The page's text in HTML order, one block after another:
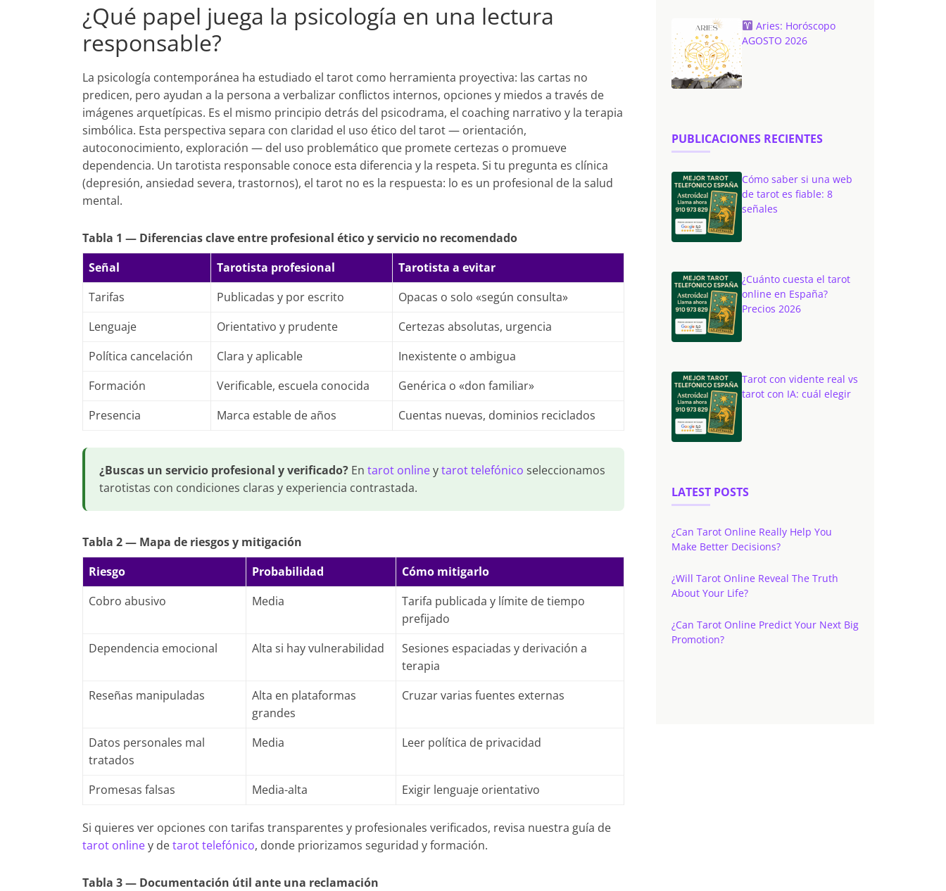
¿Qué papel juega la psicología en una lectura
responsable?
La psicología contemporánea ha estudiado el tarot como herramienta proyectiva: las cartas no
predicen, pero ayudan a la persona a verbalizar conflictos internos, opciones y miedos a través de
imágenes arquetípicas. Es el mismo principio detrás del psicodrama, el coaching narrativo y la terapia
simbólica. Esta perspectiva separa con claridad el uso ético del tarot — orientación,
autoconocimiento, exploración — del uso problemático que promete certezas o promueve
dependencia. Un tarotista responsable conoce esta diferencia y la respeta. Si tu pregunta es clínica
(depresión, ansiedad severa, trastornos), el tarot no es la respuesta: lo es un profesional de la salud
mental.
Tabla 1 — Diferencias clave entre profesional ético y servicio no recomendado
Señal
Tarotista profesional
Tarotista a evitar
Tarifas
Publicadas y por escrito
Opacas o solo «según consulta»
Lenguaje
Orientativo y prudente
Certezas absolutas, urgencia
Política cancelación
Clara y aplicable
Inexistente o ambigua
Formación
Verificable, escuela conocida
Genérica o «don familiar»
Presencia
Marca estable de años Cuentas nuevas, dominios reciclados
¿Buscas un servicio profesional y verificado? En tarot onlineytarot telefónico seleccionamos
tarotistas con condiciones claras y experiencia contrastada.
Tabla 2 — Mapa de riesgos y mitigación
Riesgo
Probabilidad
Cómo mitigarlo
Cobro abusivo
Media
Tarifa publicada y límite de tiempo
prefijado
Dependencia emocional
Alta si hay vulnerabilidad
Sesiones espaciadas y derivación a
terapia
Reseñas manipuladas
Alta en plataformas
grandes
Cruzar varias fuentes externas
Datos personales mal
tratados
Media Leer política de privacidad
Promesas falsas Media-alta Exigir lenguaje orientativo
Si quieres ver opciones con tarifas transparentes y profesionales verificados, revisa nuestra guía de
tarot onliney detarot telefónico, donde priorizamos seguridad y formación.
Tabla 3 — Documentación útil ante una reclamación
Aries: Horóscopo
AGOSTO 2026
PUBLICACIONES RECIENTES
Cómo saber si una web
de tarot es fiable: 8
señales
¿Cuánto cuesta el tarot
online en España?
Precios 2026
Tarot con vidente real vs
tarot con IA: cuál elegir
LATEST POSTS
¿Can Tarot Online Really Help You
Make Better Decisions?
¿Will Tarot Online Reveal The Truth
About Your Life?
¿Can Tarot Online Predict Your Next Big
Promotion?